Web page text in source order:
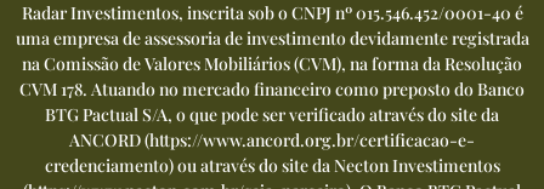
Radar Investimentos, inscrita sob o CNPJ nº 015.546.452/0001-40 é
uma empresa de assessoria de investimento devidamente registrada
na Comissão de Valores Mobiliários (CVM), na forma da Resolução
CVM 178. Atuando no mercado financeiro como preposto do Banco
BTG Pactual S/A, o que pode ser verificado através do site da
ANCORD (https://www.ancord.org.br/certificacao-e-
credenciamento) ou através do site da Necton Investimentos